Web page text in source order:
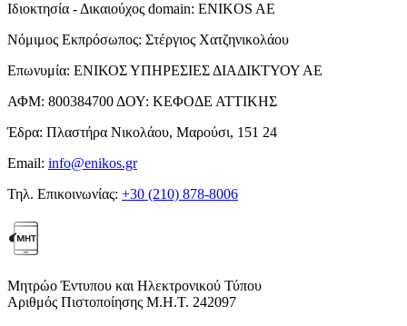
Ιδιοκτησία - Δικαιούχος domain: ENIKOS AE
Νόμιμος Εκπρόσωπος: Στέργιος Χατζηνικολάου
Επωνυμία: ΕΝΙΚΟΣ ΥΠΗΡΕΣΙΕΣ ΔΙΑΔΙΚΤΥΟΥ ΑΕ
ΑΦΜ: 800384700 ΔΟΥ: ΚΕΦΟΔΕ ΑΤΤΙΚΗΣ
Έδρα: Πλαστήρα Νικολάου, Μαρούσι, 151 24
Email: info@enikos.gr
Τηλ. Επικοινωνίας: +30 (210) 878-8006
Μητρώο Έντυπου και Ηλεκτρονικού Τύπου
Αριθμός Πιστοποίησης Μ.Η.Τ. 242097